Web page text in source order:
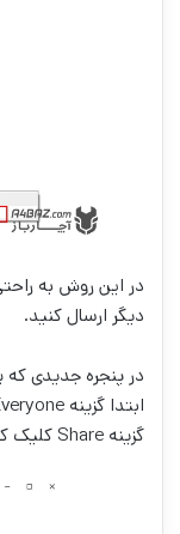
در این روش به
دیگر ارسال کنید.
در پنجره جدیدی که
گزینه Share کلیک کنید.